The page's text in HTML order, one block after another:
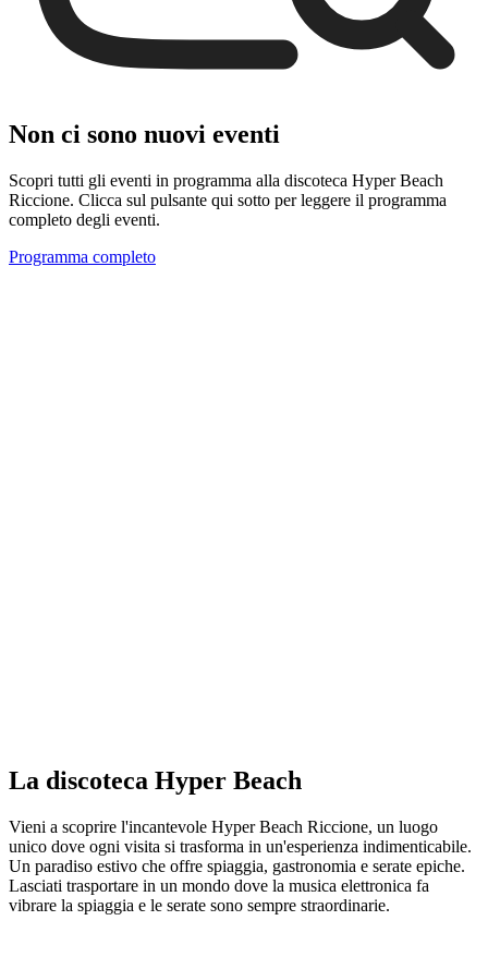
Non ci sono nuovi eventi
Scopri tutti gli eventi in programma alla discoteca Hyper Beach
Riccione. Clicca sul pulsante qui sotto per leggere il programma
completo degli eventi.
Programma completo
La discoteca Hyper Beach
Vieni a scoprire l'incantevole Hyper Beach Riccione, un luogo
unico dove ogni visita si trasforma in un'esperienza indimenticabile.
Un paradiso estivo che offre spiaggia, gastronomia e serate epiche.
Lasciati trasportare in un mondo dove la musica elettronica fa
vibrare la spiaggia e le serate sono sempre straordinarie.